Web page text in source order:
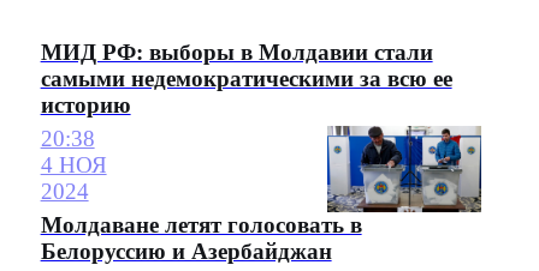
МИД РФ: выборы в Молдавии стали
самыми недемократическими за всю ее
историю
20:38
4 НОЯ
2024
Молдаване летят голосовать в
Белоруссию и Азербайджан